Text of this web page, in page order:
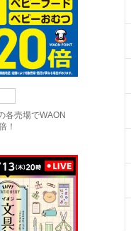
各売場でWAON
！